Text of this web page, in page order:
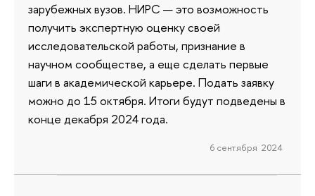
зарубежных вузов. НИРС — это возможность
получить экспертную оценку своей
исследовательской работы, признание в
научном сообществе, а еще сделать первые
шаги в академической карьере. Подать заявку
можно до 15 октября. Итоги будут подведены в
конце декабря 2024 года.
6 сентября 2024